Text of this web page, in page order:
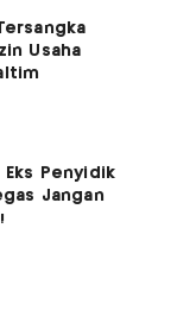
Usaha
Eks Penyidik
Jangan